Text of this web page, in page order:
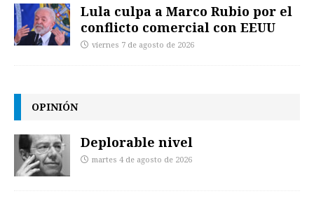
Lula culpa a Marco Rubio por el
conflicto comercial con EEUU
viernes 7 de agosto de 2026
OPINIÓN
Deplorable nivel
martes 4 de agosto de 2026